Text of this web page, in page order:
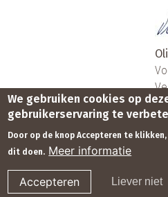
Footer
© dghb 2025 Contact
We gebruiken cookies op
gebruikerservaring te
Door op de knop Accepteren te
dit doen. Meer informatie
Accepteren Liever niet